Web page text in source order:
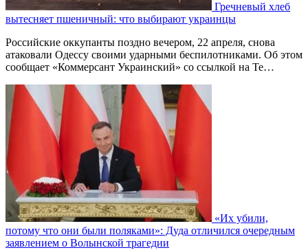
Гречневый хлеб
вытесняет пшеничный: что выбирают украинцы
Российские оккупанты поздно вечером, 22 апреля, снова
атаковали Одессу своими ударными беспилотниками. Об этом
сообщает «Коммерсант Украинский» со ссылкой на Te…
«Их убили,
потому что они были поляками»: Дуда отличился очередным
заявлением о Волынской трагедии